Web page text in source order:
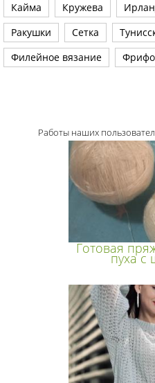
Кайма
Кружева
Ракушки
Сетка
Филейное вязание
Работы наших
Готовая
пуха с